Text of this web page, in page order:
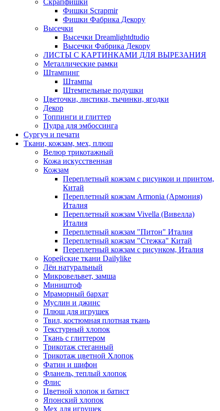
Фишки Scrapmir
Фишки Фабрика Декору
Высечки
Высечки Dreamlightdtudio
Высечки Фабрика Декору
ЛИСТЫ С КАРТИНКАМИ ДЛЯ ВЫРЕЗАНИЯ
Металлические рамки
Штампинг
Штампы
Штемпельные подушки
Цветочки, листики, тычинки, ягодки
Декор
Топпинги и глиттер
Пудра для эмбоссинга
Сургуч и печати
Ткани, кожзам, мех, плюш
Велюр трикотажный
Кожа искусственная
Кожзам
Переплетный кожзам с рисункои и принтом,
Китай
Переплетный кожзам Armonia (Армония)
Италия
Переплетный кожзам Vivella (Вивелла)
Италия
Переплетный кожзам "Питон" Италия
Переплетный кожзам "Стежка" Китай
Переплетный кожзам с рисунком, Италия
Корейские ткани Dailylike
Лён натуральный
Микровельвет, замша
Миништоф
Мраморный бархат
Муслин и джинс
Плюш для игрушек
Твил, костюмная плотная ткань
Текстурный хлопок
Ткань с глиттером
Трикотаж стеганный
Трикотаж цветной Хлопок
Фатин и шифон
Фланель, теплый хлопок
Флис
Цветной хлопок и батист
Японский хлопок
Мех для игрушек